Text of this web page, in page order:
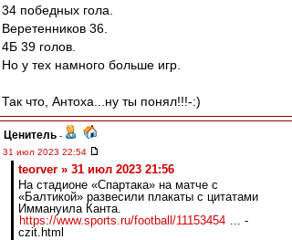
34 победных гола.
Веретенников 36.
4Б 39 голов.
Но у тех намного больше игр.
Так что, Антоха...ну ты понял!!!-:)
Ценитель -
31 июл 2023 22:54
teorver » 31 июл 2023 21:56
На стадионе «Спартака» на матче с
«Балтикой» развесили плакаты с цитатами
Иммануила Канта.
https://www.sports.ru/football/11153454 ... -
czit.html